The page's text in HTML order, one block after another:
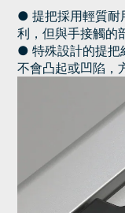
● 提把採用輕質耐
利，但與手接觸的
● 特殊設計的提把
不會凸起或凹陷，